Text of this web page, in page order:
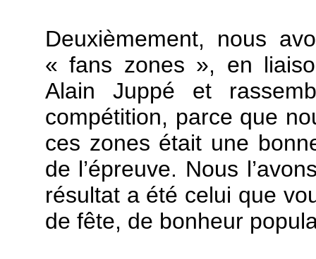
Deuxièmement, nous
« fans zones », en
Alain Juppé et
compétition, parce que
ces zones était une
de l’épreuve. Nous
résultat a été celui que
de fête, de bonheur